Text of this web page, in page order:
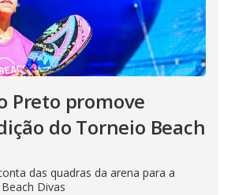
Preto promove
do Torneio Beach
das quadras da arena para a
Divas